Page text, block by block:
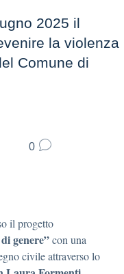
2025 il
la violenza
Comune di
0
il progetto
genere”con una
civile attraverso lo